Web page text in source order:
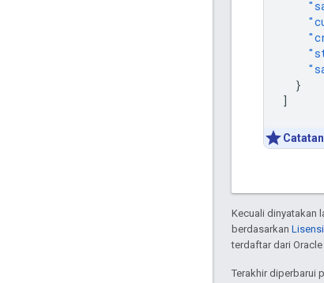
}
]
Kecuali dinyatakan
berdasarkan
terdaftar dari
Terakhir diperbarui